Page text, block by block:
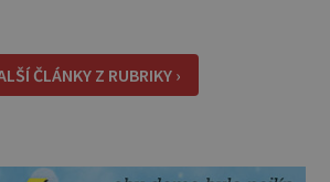
jídla se snadno rozšíří ze
i na další potraviny. Dobro
ČLÁNKY Z RUBRIKY ›